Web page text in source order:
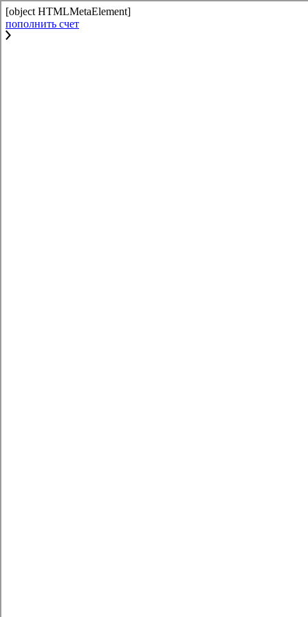
[object HTMLMetaElement]
пополнить счет